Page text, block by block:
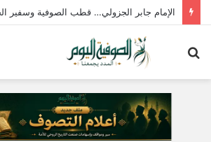
الإمام جابر الجزولي… قطب الصوفية وسفير